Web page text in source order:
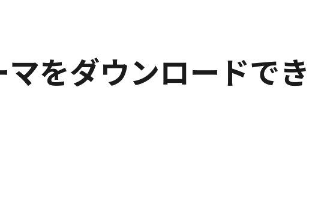
をダウンロードでき